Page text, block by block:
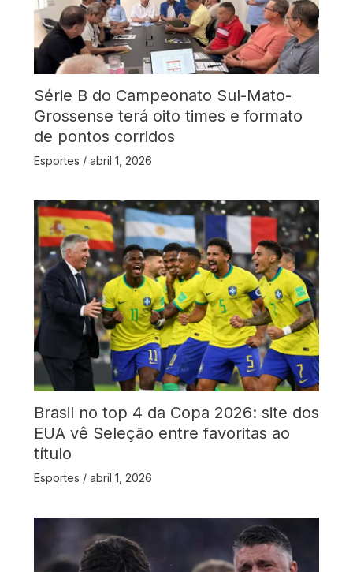
Série B do Campeonato Sul-Mato-
Grossense terá oito times e formato
de pontos corridos
Esportes / abril 1, 2026
Brasil no top 4 da Copa 2026: site dos
EUA vê Seleção entre favoritas ao
título
Esportes / abril 1, 2026